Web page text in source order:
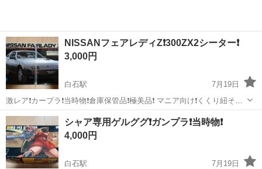
NISSANフェアレディZ❗300ZX2シーター❗
3,000円
白石駅
7月19日
激レア❗カープラ❗当時物❗倉庫保管品❗極美品❗ マニア向け❗くくり紐その
まま❗ 必要な方に‼️
宮城 白石市 白石駅 模型、プラモデル
シャア専用ゲルググ❗ガンプラ❗当時物❗
4,000円
白石駅
7月19日